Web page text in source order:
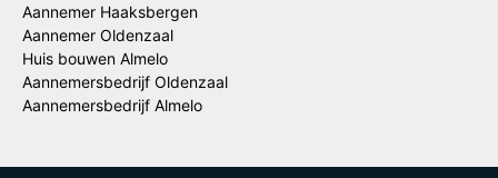
Aannemer Haaksbergen
Aannemer Oldenzaal
Huis bouwen Almelo
Aannemersbedrijf Oldenzaal
Aannemersbedrijf Almelo